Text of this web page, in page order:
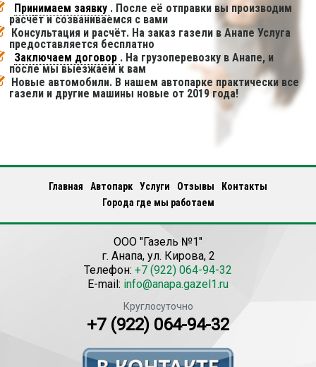
Принимаем заявку . После её отправки вы производим
расчёт и созваниваемся с вами
Консультация и расчёт. На заказ газели в Анапе Услуга
предоставляется бесплатно
Заключаем договор . На грузоперевозку в Анапе, и
после мы выезжаем к вам
Новые автомобили. В нашем автопарке практически все
газели и другие машины новые от 2019 года!
Главная Автопарк Услуги Отзывы
Контакты
Города где мы работаем
ООО "Газель №1"
г. Анапа, ул. Кирова, 2
Телефон: +7 (922) 064-94-32
E-mail: info@anapa.gazel1.ru
Круглосуточно
+7 (922) 064-94-32